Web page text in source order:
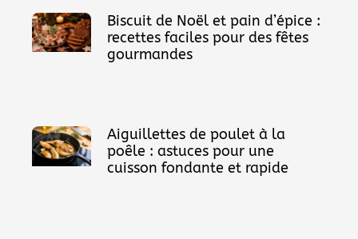
Biscuit de Noël et pain d’épice :
recettes faciles pour des fêtes
gourmandes
Aiguillettes de poulet à la
poêle : astuces pour une
cuisson fondante et rapide